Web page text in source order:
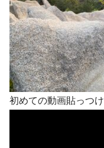
初めての動画貼っつけ